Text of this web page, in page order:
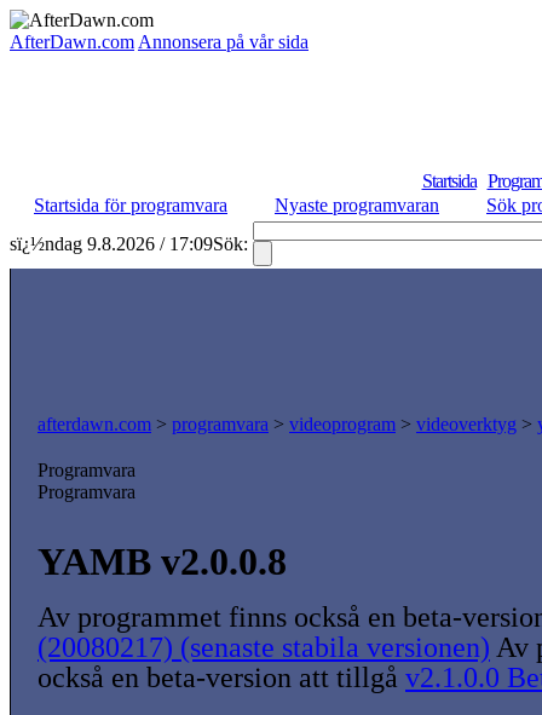
AfterDawn.com Annonsera på vår sida
Startsida
Startsida för programvara
Nyaste programvaran
Sök
sï¿½ndag 9.8.2026 / 17:09Sök:
afterdawn.com > programvara > videoprogram > videoverktyg >
Programvara
Programvara
YAMB v2.0.0.8
Av programmet finns också en beta-
(20080217) (senaste stabila versionen) Av
också en beta-version att tillgå v2.1.0.0